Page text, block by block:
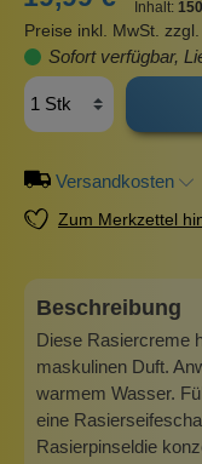
Inhalt:
Preise inkl. MwSt.
Sofort verfügbar,
Versandkosten
Zum Merkzettel
Beschreibung
Diese Rasiercreme
maskulinen Duft.
warmem Wasser.
eine
Rasierpinseldie